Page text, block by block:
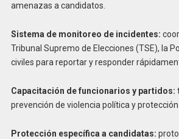
amenazas a candidatos.
Sistema de monitoreo de incidentes:
Tribunal Supremo de Elecciones (TSE), la
civiles para reportar y responder
Capacitación de funcionarios y partidos:
prevención de violencia política y
Protección específica a candidatas: